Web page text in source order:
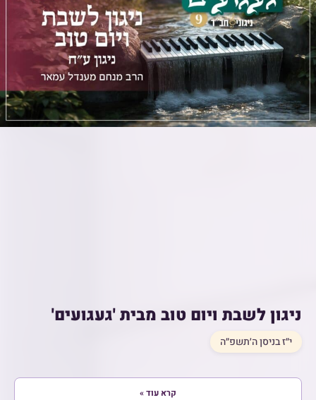
ניגון לשבת ויום טוב מבית 'געגועים'
י״ז בניסן ה׳תשפ״ה
קרא עוד »